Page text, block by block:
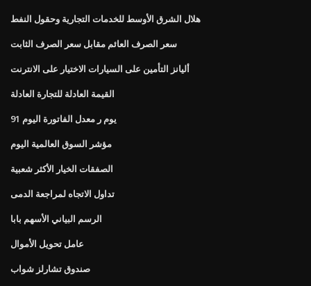
هلال الشرق الأوسط للخدمات التجارية وحقول النفط
سعر الصرف العائم مقابل سعر الصرف الثابت
أليانز التأمين على السيارات الاختيار على الانترنت
القيمة العادلة للتجارة العادلة
91 يوم ر معدل الفاتورة اليوم
مؤشر السوق العالمية اليوم
الصفقات الخيار الأكثر شعبية
تداول الاتجاه لمراجعة الدمى
الرسم البياني الأسهم بابا
عامل تحويل الأموال
صندوق تشارلز شواب